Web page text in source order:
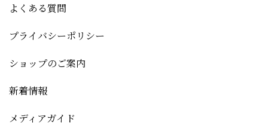
よくある質問
プライバシーポリシー
ショップのご案内
新着情報
メディアガイド